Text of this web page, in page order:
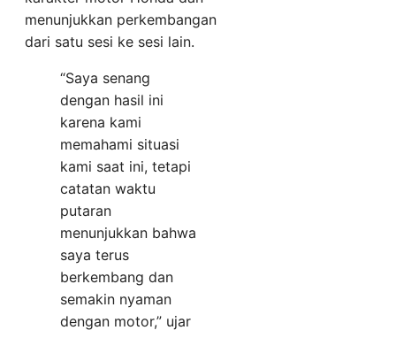
menunjukkan perkembangan
dari satu sesi ke sesi lain.
“Saya senang
dengan hasil ini
karena kami
memahami situasi
kami saat ini, tetapi
catatan waktu
putaran
menunjukkan bahwa
saya terus
berkembang dan
semakin nyaman
dengan motor,” ujar